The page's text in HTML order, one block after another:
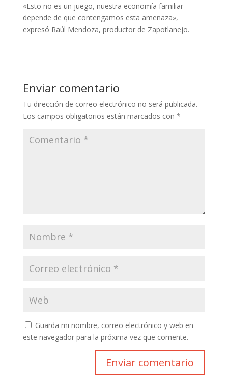
«Esto no es un juego, nuestra economía familiar
depende de que contengamos esta amenaza»,
expresó Raúl Mendoza, productor de Zapotlanejo.
Enviar comentario
Tu dirección de correo electrónico no será publicada.
Los campos obligatorios están marcados con *
Guarda mi nombre, correo electrónico y web en
este navegador para la próxima vez que comente.